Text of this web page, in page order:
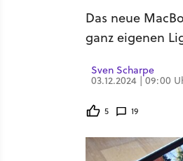
Das neue
ganz eigenen
Sven Scharpe
03.12.2024 | 09:00
5 19